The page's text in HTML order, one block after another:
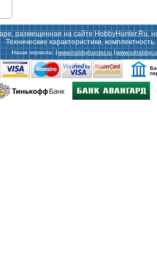
размещенная на сайте HobbyHunter.Ru,
Технические характеристики,
Наши зеркала: www.hobbyhunter.ru